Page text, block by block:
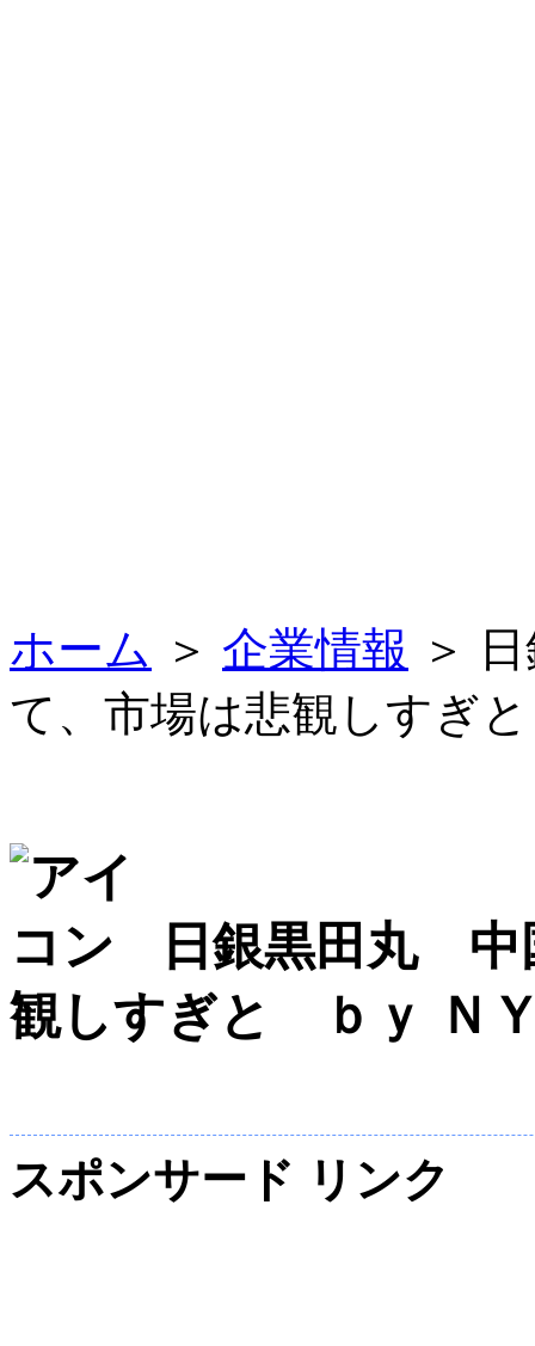
ホーム ＞ 企業情報 ＞
て、市場は悲観しすぎ
日銀黒田丸 中
観しすぎと ｂｙ Ｎ
スポンサード リンク